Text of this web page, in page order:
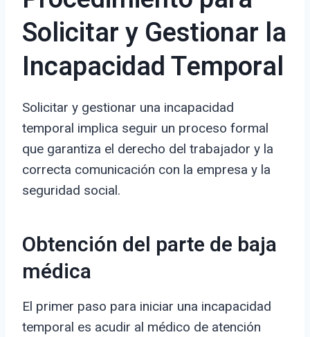
Solicitar y Gestionar la
Incapacidad Temporal
Solicitar y gestionar una incapacidad
temporal implica seguir un proceso formal
que garantiza el derecho del trabajador y la
correcta comunicación con la empresa y la
seguridad social.
Obtención del parte de baja
médica
El primer paso para iniciar una incapacidad
temporal es acudir al médico de atención